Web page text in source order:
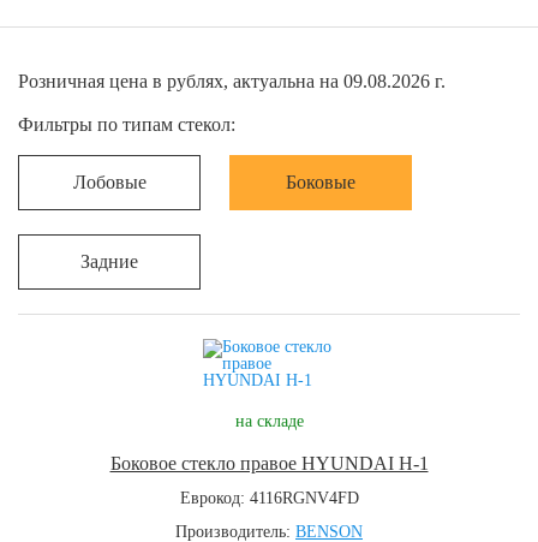
Розничная цена в рублях, актуальна на 09.08.2026 г.
Фильтры по типам стекол:
Лобовые Боковые
Задние
на складе
Боковое стекло правое HYUNDAI H-1
Еврокод: 4116RGNV4FD
Производитель: BENSON